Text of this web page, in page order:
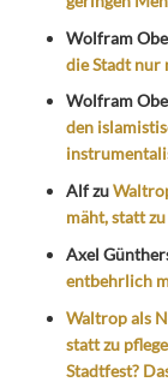
Wolfram
die Stadt nur
Wolfram
den
Alfzu
mäht, statt
Axel
entbehrlich
Waltrop als
statt zu
Stadtfest?